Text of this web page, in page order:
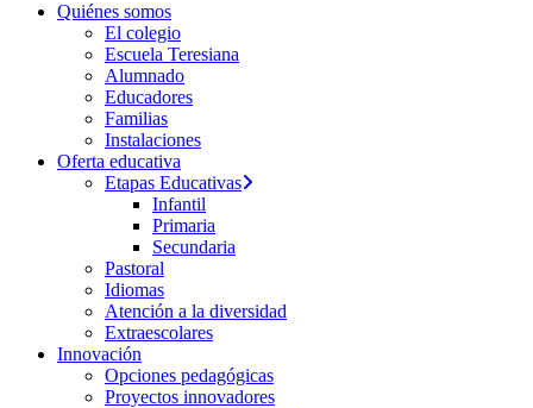
Quiénes somos
El colegio
Escuela Teresiana
Alumnado
Educadores
Familias
Instalaciones
Oferta educativa
Etapas Educativas
Infantil
Primaria
Secundaria
Pastoral
Idiomas
Atención a la diversidad
Extraescolares
Innovación
Opciones pedagógicas
Proyectos innovadores